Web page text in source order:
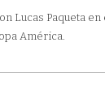
Lucas Paqueta
América.